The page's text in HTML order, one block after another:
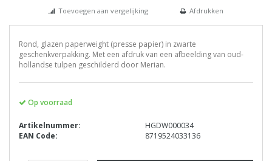
Toevoegen aan vergelijking
Afdrukken
Rond, glazen paperweight (presse papier) in zwarte
geschenkverpakking. Met een afdruk van een afbeelding van oud-
hollandse tulpen geschilderd door Merian.
Op voorraad
Artikelnummer:
HGDW000034
EAN Code:
8719524033136